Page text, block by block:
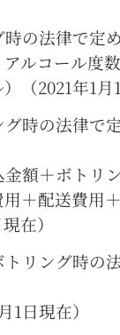
の法律で定
アルコール度
（2021年1月
グ時の法律で
額＋ボトリ
用＋配送費用
在）
トリング時の
1日現在）